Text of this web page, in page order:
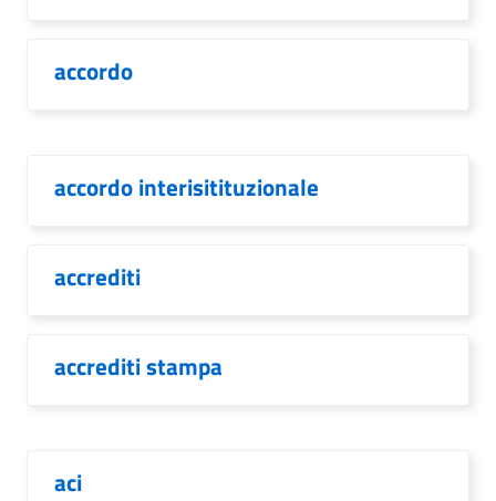
accordo
accordo interisitituzionale
accrediti
accrediti stampa
aci